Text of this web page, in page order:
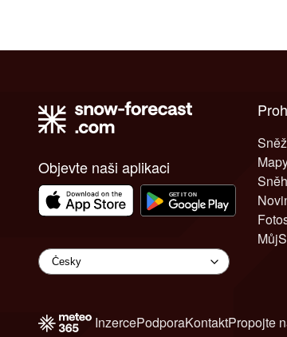
Objevte naši aplikaci
InzercePodporaKontaktPropojte